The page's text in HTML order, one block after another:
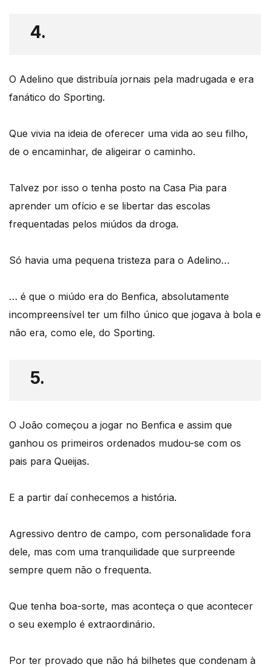
4.
O Adelino que distribuía jornais pela madrugada e era
fanático do Sporting.
Que vivia na ideia de oferecer uma vida ao seu filho,
de o encaminhar, de aligeirar o caminho.
Talvez por isso o tenha posto na Casa Pia para
aprender um ofício e se libertar das escolas
frequentadas pelos miúdos da droga.
Só havia uma pequena tristeza para o Adelino…
… é que o miúdo era do Benfica, absolutamente
incompreensível ter um filho único que jogava à bola e
não era, como ele, do Sporting.
5.
O João começou a jogar no Benfica e assim que
ganhou os primeiros ordenados mudou-se com os
pais para Queijas.
E a partir daí conhecemos a história.
Agressivo dentro de campo, com personalidade fora
dele, mas com uma tranquilidade que surpreende
sempre quem não o frequenta.
Que tenha boa-sorte, mas aconteça o que acontecer
o seu exemplo é extraordinário.
Por ter provado que não há bilhetes que condenam à